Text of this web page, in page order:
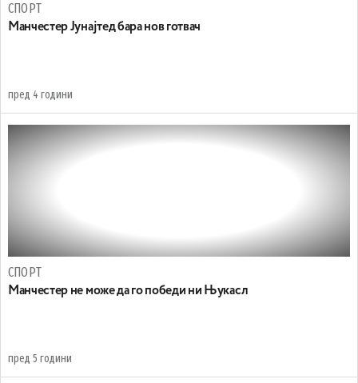
СПОРТ
Манчестер Јунајтед бара нов готвач
пред 4 години
СПОРТ
Манчестер не може да го победи ни Њукасл
пред 5 години